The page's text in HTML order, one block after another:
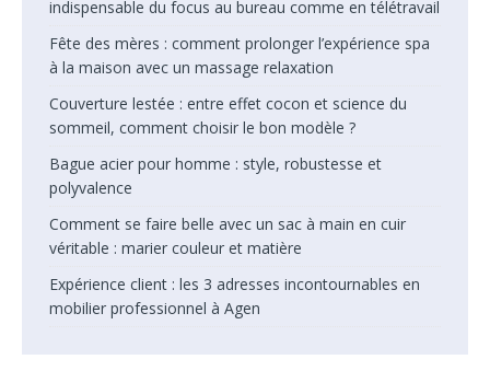
indispensable du focus au bureau comme en télétravail
Fête des mères : comment prolonger l’expérience spa
à la maison avec un massage relaxation
Couverture lestée : entre effet cocon et science du
sommeil, comment choisir le bon modèle ?
Bague acier pour homme : style, robustesse et
polyvalence
Comment se faire belle avec un sac à main en cuir
véritable : marier couleur et matière
Expérience client : les 3 adresses incontournables en
mobilier professionnel à Agen